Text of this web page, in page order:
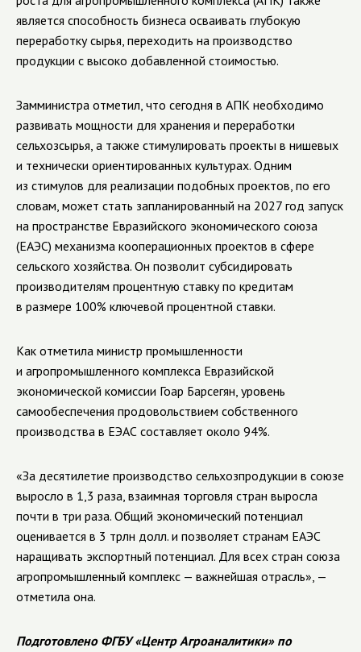
является способность бизнеса осваивать глубокую
переработку сырья, переходить на производство
продукции с высоко добавленной стоимостью.
Замминистра отметил, что сегодня в АПК необходимо
развивать мощности для хранения и переработки
сельхозсырья, а также стимулировать проекты в нишевых
и технически ориентированных культурах. Одним
из стимулов для реализации подобных проектов, по его
словам, может стать запланированный на 2027 год запуск
на пространстве Евразийского экономического союза
(ЕАЭС) механизма кооперационных проектов в сфере
сельского хозяйства. Он позволит субсидировать
производителям процентную ставку по кредитам
в размере 100% ключевой процентной ставки.
Как отметила министр промышленности
и агропромышленного комплекса Евразийской
экономической комиссии Гоар Барсегян, уровень
самообеспечения продовольствием собственного
производства в ЕЭАС составляет около 94%.
«За десятилетие производство сельхозпродукции в союзе
выросло в 1,3 раза, взаимная торговля стран выросла
почти в три раза. Общий экономический потенциал
оценивается в 3 трлн долл. и позволяет странам ЕАЭС
наращивать экспортный потенциал. Для всех стран союза
агропромышленный комплекс — важнейшая отрасль», —
отметила она.
Подготовлено ФГБУ «Центр Агроаналитики» по